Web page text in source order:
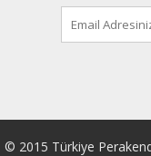
© 2015 Türkiye